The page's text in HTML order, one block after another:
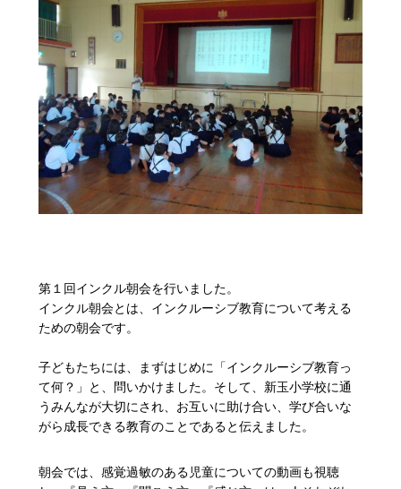
第１回インクル朝会を行いました。
インクル朝会とは、インクルーシブ教育について考える
ための朝会です。
子どもたちには、まずはじめに「インクルーシブ教育っ
て何？」と、問いかけました。そして、新玉小学校に通
うみんなが大切にされ、お互いに助け合い、学び合いな
がら成長できる教育のことであると伝えました。
朝会では、感覚過敏のある児童についての動画も視聴